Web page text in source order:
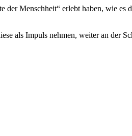
Menschheit“ erlebt haben, wie es
als Impuls nehmen, weiter an der